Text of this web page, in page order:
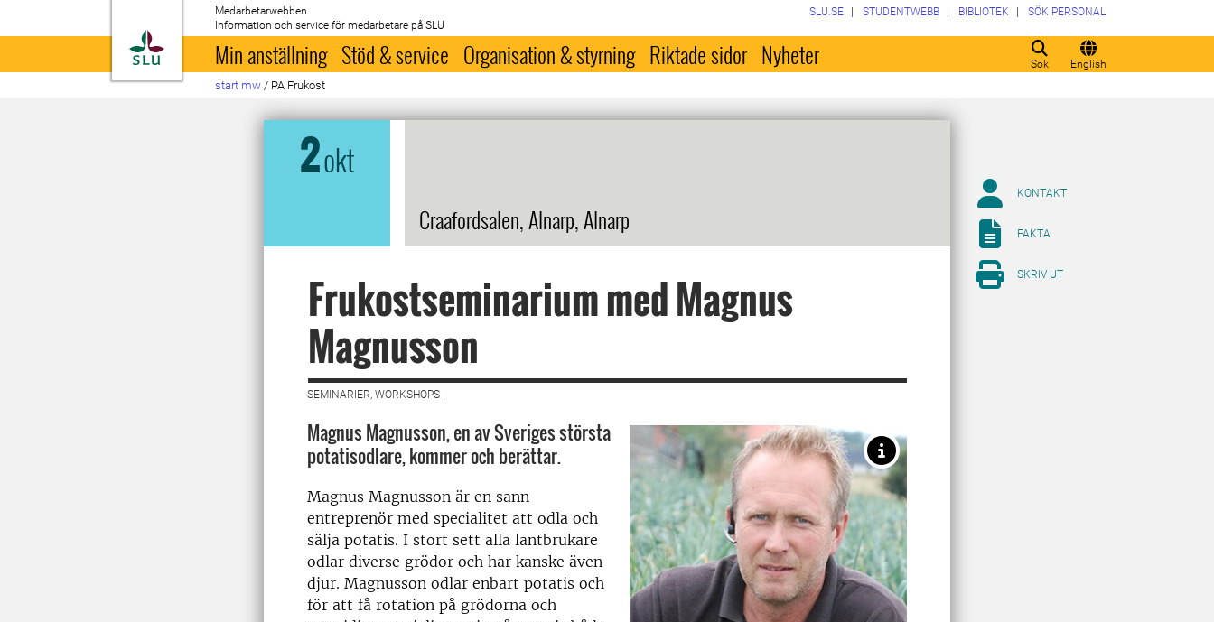
Till startsida
Medarbetarwebben
Information och service för medarbetare på SLU
Sök English
SLU.SE STUDENTWEBB BIBLIOTEK SÖK PERSONAL
Min anställning Stöd & service Organisation & styrning Riktade sidor Nyheter
start mw / PA Frukost
2okt
Craafordsalen, Alnarp, Alnarp
Frukostseminarium med Magnus
Magnusson
SEMINARIER, WORKSHOPS |
Magnus Magnusson, en av Sveriges största
potatisodlare, kommer och berättar.
Magnus Magnusson är en sann
entreprenör med specialitet att odla och
sälja potatis. I stort sett alla lantbrukare
odlar diverse grödor och har kanske även
djur. Magnusson odlar enbart potatis och
för att få rotation på grödorna och
KONTAKT
FAKTA
SKRIV UT